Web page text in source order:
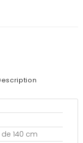
140 cm